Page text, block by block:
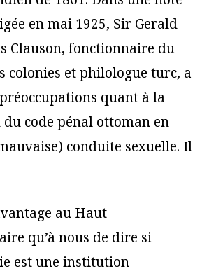
en mai 1925, Sir Gerald
Clauson, fonctionnaire du
colonies et philologue turc, a
quant à la
code pénal ottoman en
conduite sexuelle. Il
au Haut
qu’à nous de dire si
est une institution